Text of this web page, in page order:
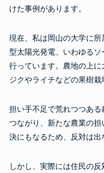
けた事例があります。
現在、私は岡山の大学に
型太陽光発電、いわゆる
行っています。農地の上
ジクやライチなどの果樹栽
担い手不足で荒れつつあ
つながり、新たな農業の
決にもなるため、反対は出
しかし、実際には住民の